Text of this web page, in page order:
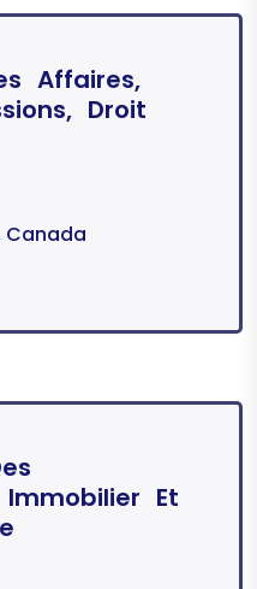
Affaires,
Droit
Canada
Et